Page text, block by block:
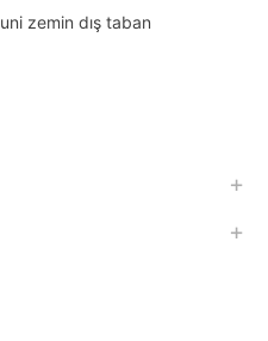
zemin dış taban